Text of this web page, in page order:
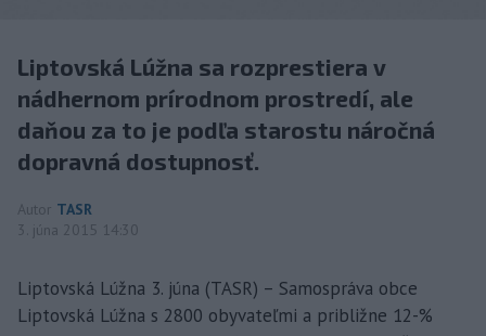
Liptovská Lúžna sa rozprestiera v
nádhernom prírodnom prostredí, ale
daňou za to je podľa starostu náročná
dopravná dostupnosť.
Autor TASR
3. júna 2015 14:30
Liptovská Lúžna 3. júna (TASR) – Samospráva obce
Liptovská Lúžna s 2800 obyvateľmi a približne 12-%